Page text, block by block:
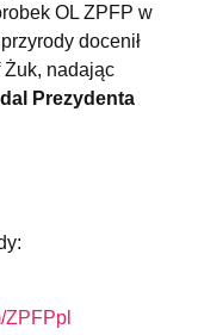
OL ZPFP w
docenił
Żuk, nadając
Prezydenta
ZPFPpl